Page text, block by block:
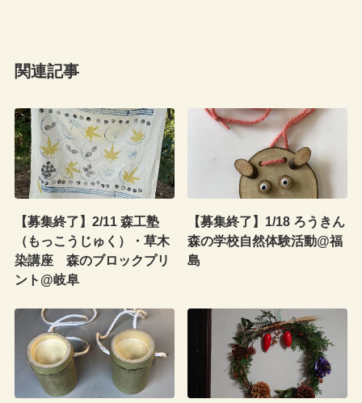
関連記事
【募集終了】2/11 森工塾
（もっこうじゅく）・草木
染講座 森のブロックプリ
ント@岐阜
【募集終了】1/18 ろうきん
森の学校自然体験活動@福
島